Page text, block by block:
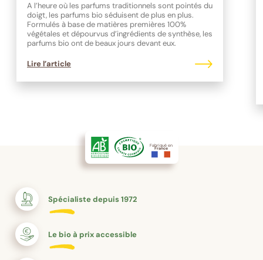
A l’heure où les parfums traditionnels sont pointés du
doigt, les parfums bio séduisent de plus en plus.
Formulés à base de matières premières 100%
végétales et dépourvus d’ingrédients de synthèse, les
parfums bio ont de beaux jours devant eux.
Lire l’article
Fabriqué en
France
Spécialiste depuis 1972
Le bio à prix accessible